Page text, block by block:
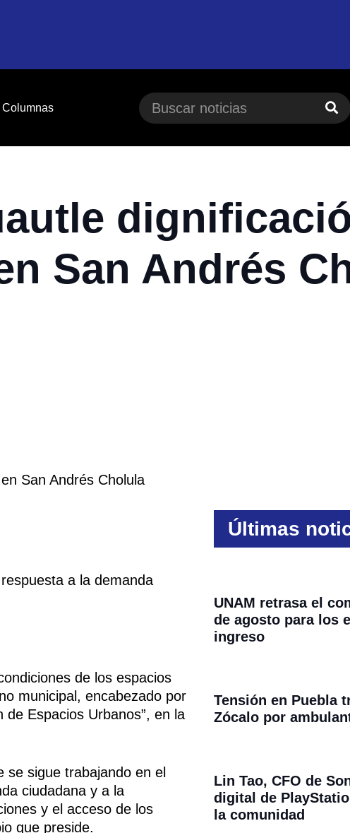
Columnas
San Andrés
a la demanda
de los espacios
municipal, encabezado por
de Espacios Urbanos”, en la
se sigue trabajando en el
ciudadana y a la
y el acceso de los
que preside.
Últimas
UNAM retrasa el
de agosto para los
ingreso
Tensión en Puebla
Zócalo por
Lin Tao, CFO de
digital de
la comunidad